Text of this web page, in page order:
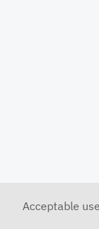
Acceptable